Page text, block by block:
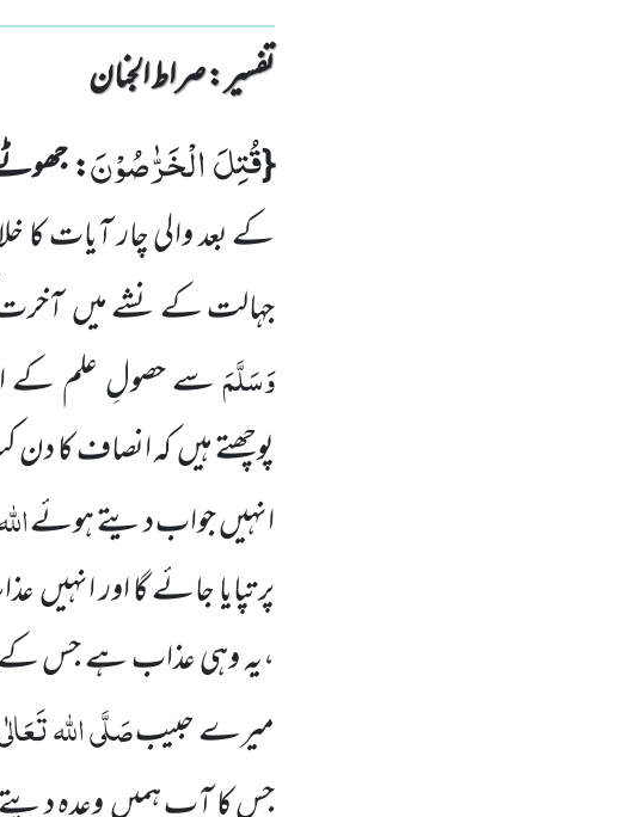
تفسیر : ‎صراط الجنان
{قُتِلَ الْخَرّٰصُوْنَ:
کے بعد والی چار آیات
جہالت کے نشے میں آخرت
وَسَلَّمَسے حصولِ علم کے
پوچھتے ہیں کہ انصاف کا
انہیں جواب دیتے ہوئے
پر تپایا جائے گا اور
،یہ وہی عذاب ہے جس کے
میرے حبیبصَلَّی اللہ